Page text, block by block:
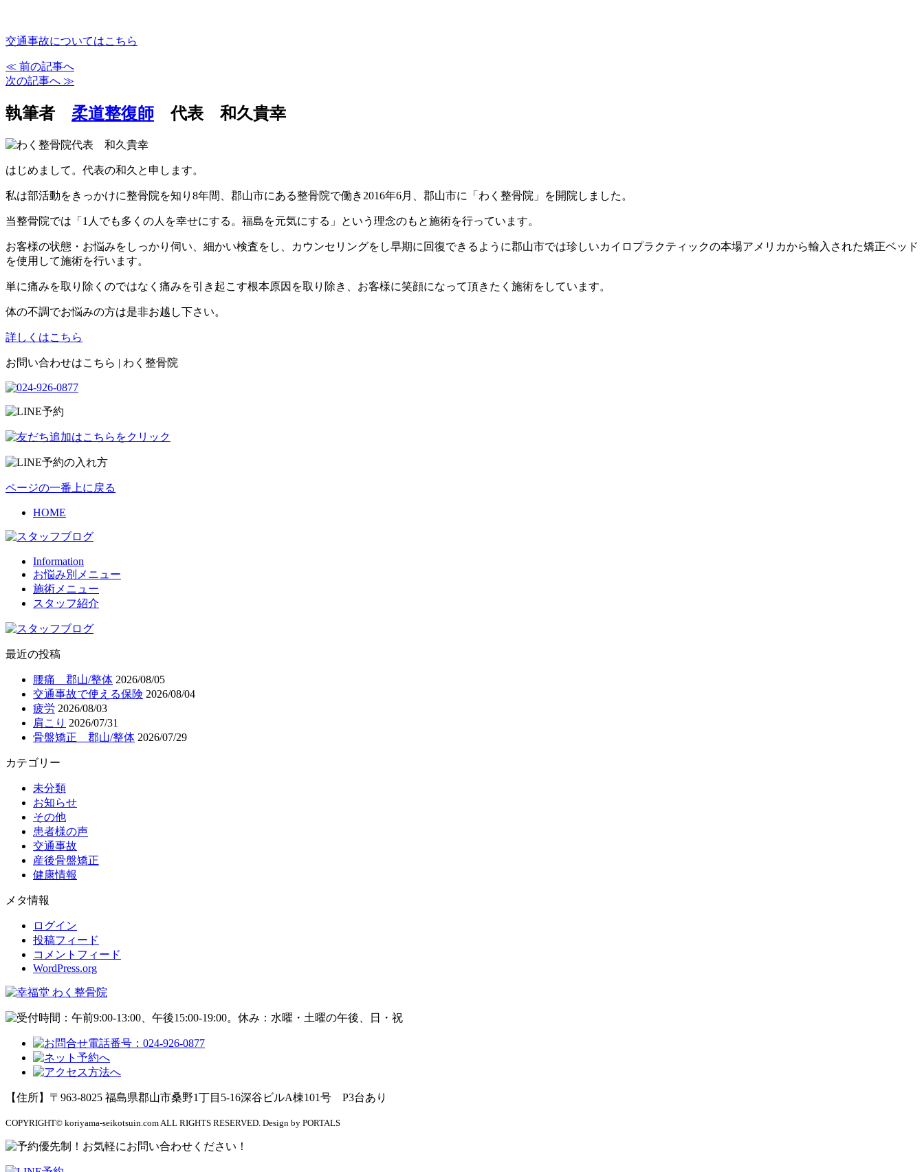
交通事故についてはこちら
≪ 前の記事へ
次の記事へ ≫
執筆者 柔道整復師 代表 和久貴幸
はじめまして。代表の和久と申します。
私は部活動をきっかけに整骨院を知り8年間、郡山市にある整骨院で働き2016年6月、郡山市に「わく整骨院」を開院しました。
当整骨院では「1人でも多くの人を幸せにする。福島を元気にする」という理念のもと施術を行っています。
お客様の状態・お悩みをしっかり伺い、細かい検査をし、カウンセリングをし早期に回復できるように郡山市では珍しいカイロプラクティックの本場アメリカから輸入された矯正ベッド
を使用して施術を行います。
単に痛みを取り除くのではなく痛みを引き起こす根本原因を取り除き、お客様に笑顔になって頂きたく施術をしています。
体の不調でお悩みの方は是非お越し下さい。
詳しくはこちら
お問い合わせはこちら | わく整骨院
ページの一番上に戻る
HOME
Information
お悩み別メニュー
施術メニュー
スタッフ紹介
最近の投稿
腰痛 郡山/整体 2026/08/05
交通事故で使える保険 2026/08/04
疲労 2026/08/03
肩こり 2026/07/31
骨盤矯正 郡山/整体 2026/07/29
カテゴリー
未分類
お知らせ
その他
患者様の声
交通事故
産後骨盤矯正
健康情報
メタ情報
ログイン
投稿フィード
コメントフィード
WordPress.org
【住所】〒963-8025 福島県郡山市桑野1丁目5-16深谷ビルA棟101号 P3台あり
COPYRIGHT© koriyama-seikotsuin.com ALL RIGHTS RESERVED. Design by PORTALS